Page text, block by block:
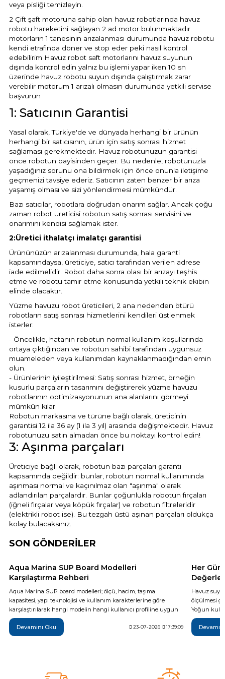
veya pisliği temizleyin.
2 Çift şaft motoruna sahip olan havuz robotlarında havuz
robotu hareketini sağlayan 2 ad motor bulunmaktadır
motorların 1 tanesinin arızalanması durumunda havuz robotu
kendi etrafında döner ve stop eder peki nasıl kontrol
edebilirim Havuz robot saft motorlarını havuz suyunun
dışında kontrol edin yalnız bu işlemi yapar iken 10 sn
üzerinde havuz robotu suyun dışında çalıştırmak zarar
verebilir motorum 1 arızalı olmasın durumunda yetkili servise
başvurun
1: Satıcının Garantisi
Yasal olarak, Türkiye'de ve dünyada herhangi bir ürünün
herhangi bir satıcısının, ürün için satış sonrası hizmet
sağlaması gerekmektedir. Havuz robotunuzun garantisi
önce robotun bayisinden geçer. Bu nedenle, robotunuzla
yaşadığınız sorunu ona bildirmek için önce onunla iletişime
geçmenizi tavsiye ederiz. Satıcının zaten benzer bir arıza
yaşamış olması ve sizi yönlendirmesi mümkündür.
Bazı satıcılar, robotlara doğrudan onarım sağlar. Ancak çoğu
zaman robot üreticisi robotun satış sonrası servisini ve
onarımını kendisi sağlamak ister.
2:Üretici ithalatçı imalatçı garantisi
Ürününüzün arızalanması durumunda, hala garanti
kapsamındaysa, üreticiye, satıcı tarafından verilen adrese
iade edilmelidir. Robot daha sonra olası bir arızayı teşhis
etme ve robotu tamir etme konusunda yetkili teknik ekibin
elinde olacaktır.
Yüzme havuzu robot üreticileri, 2 ana nedenden ötürü
robotların satış sonrası hizmetlerini kendileri üstlenmek
isterler:
- Öncelikle, hatanın robotun normal kullanım koşullarında
ortaya çıktığından ve robotun sahibi tarafından uygunsuz
muameleden veya kullanımdan kaynaklanmadığından emin
olun.
- Ürünlerinin iyileştirilmesi: Satış sonrası hizmet, örneğin
kusurlu parçaların tasarımını değiştirerek yüzme havuzu
robotlarının optimizasyonunun ana alanlarını görmeyi
mümkün kılar.
Robotun markasına ve türüne bağlı olarak, üreticinin
garantisi 12 ila 36 ay (1 ila 3 yıl) arasında değişmektedir. Havuz
robotunuzu satın almadan önce bu noktayı kontrol edin!
3: Aşınma parçaları
Üreticiye bağlı olarak, robotun bazı parçaları garanti
kapsamında değildir: bunlar, robotun normal kullanımında
aşınması normal ve kaçınılmaz olan "aşınma" olarak
adlandırılan parçalardır. Bunlar çoğunlukla robotun fırçaları
(iğneli fırçalar veya köpük fırçalar) ve robotun filtreleridir
(elektrikli robot ise). Bu tezgah üstü aşınan parçaları oldukça
kolay bulacaksınız.
SON GÖNDERİLER
Aqua Marina SUP Board Modelleri
Karşılaştırma Rehberi
Aqua Marina SUP board modelleri; ölçü, hacim, taşıma
kapasitesi, yapı teknolojisi ve kullanım karakterlerine göre
karşılaştırılarak hangi modelin hangi kullanıcı profiline uygun
olduğu teknik verilerle açıklanıyor. Breeze, Vapor, Fusion,
Monster, Hyper, Coral, Nexus ve Flare modelleri arasındaki temel
farkları inceleyerek ihtiyaçlarınıza en uygun şişme SUP board'u
Devamını Oku 23-07-2026 17:39:09
Her
Havuz
ölçülmesi
Yoğun
da günlük
yöntemi,
sonrası